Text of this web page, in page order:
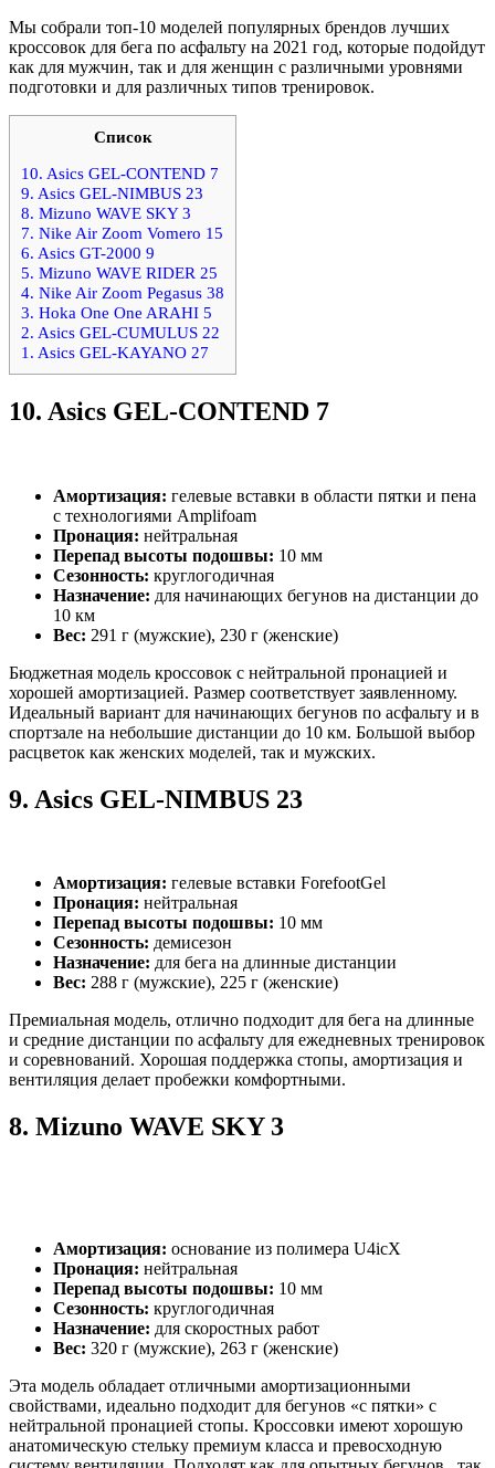
Мы собрали топ-10 моделей популярных брендов лучших
кроссовок для бега по асфальту на 2021 год, которые подойдут
как для мужчин, так и для женщин с различными уровнями
подготовки и для различных типов тренировок.
Список
10. Asics GEL-CONTEND 7
9. Asics GEL-NIMBUS 23
8. Mizuno WAVE SKY 3
7. Nike Air Zoom Vomero 15
6. Asics GT-2000 9
5. Mizuno WAVE RIDER 25
4. Nike Air Zoom Pegasus 38
3. Hoka One One ARAHI 5
2. Asics GEL-CUMULUS 22
1. Asics GEL-KAYANO 27
10. Asics GEL-CONTEND 7
Амортизация: гелевые вставки в области пятки и пена
с технологиями Amplifoam
Пронация: нейтральная
Перепад высоты подошвы: 10 мм
Сезонность: круглогодичная
Назначение: для начинающих бегунов на дистанции до
10 км
Вес: 291 г (мужские), 230 г (женские)
Бюджетная модель кроссовок с нейтральной пронацией и
хорошей амортизацией. Размер соответствует заявленному.
Идеальный вариант для начинающих бегунов по асфальту и в
спортзале на небольшие дистанции до 10 км. Большой выбор
расцветок как женских моделей, так и мужских.
9. Asics GEL-NIMBUS 23
Амортизация: гелевые вставки ForefootGel
Пронация: нейтральная
Перепад высоты подошвы: 10 мм
Сезонность: демисезон
Назначение: для бега на длинные дистанции
Вес: 288 г (мужские), 225 г (женские)
Премиальная модель, отлично подходит для бега на длинные
и средние дистанции по асфальту для ежедневных тренировок
и соревнований. Хорошая поддержка стопы, амортизация и
вентиляция делает пробежки комфортными.
8. Mizuno WAVE SKY 3
Амортизация: основание из полимера U4icX
Пронация: нейтральная
Перепад высоты подошвы: 10 мм
Сезонность: круглогодичная
Назначение: для скоростных работ
Вес: 320 г (мужские), 263 г (женские)
Эта модель обладает отличными амортизационными
свойствами, идеально подходит для бегунов «с пятки» с
нейтральной пронацией стопы. Кроссовки имеют хорошую
анатомическую стельку премиум класса и превосходную